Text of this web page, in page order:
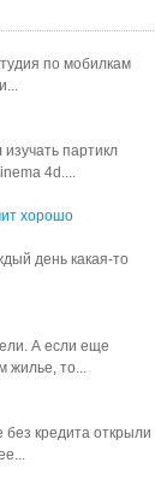
по мобилкам
партикл
4d....
хорошо
день какая-то
А если еще
жилье, то...
кредита открыли